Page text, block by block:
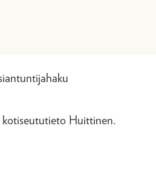
kotiseututieto Huittinen.